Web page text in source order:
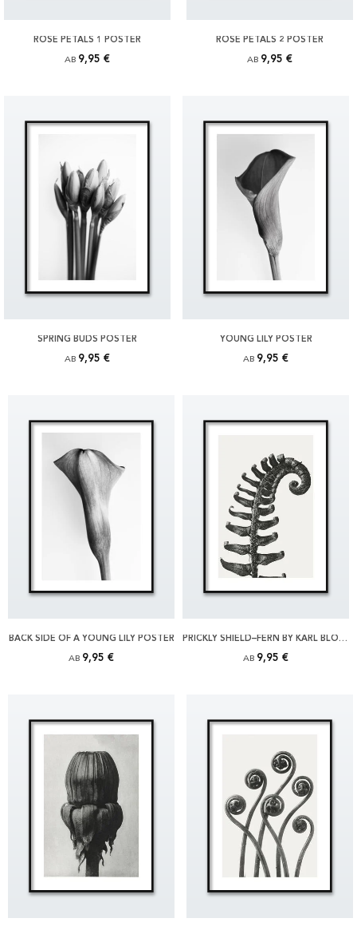
ROSE PETALS 1 POSTER
AB 9,95 €
ROSE PETALS 2 POSTER
AB 9,95 €
SPRING BUDS POSTER
AB 9,95 €
YOUNG LILY POSTER
AB 9,95 €
BACK SIDE OF A YOUNG LILY POSTER
AB 9,95 €
PRICKLY SHIELD–FERN BY KARL BLOSSFELDT POSTER
AB 9,95 €